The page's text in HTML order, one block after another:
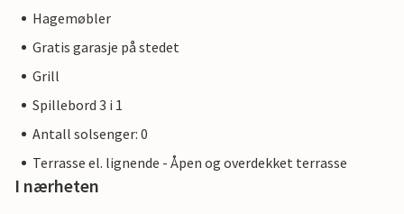
Hagemøbler
Gratis garasje på stedet
Grill
Spillebord 3 i 1
Antall solsenger: 0
Terrasse el. lignende - Åpen og overdekket terrasse
I nærheten